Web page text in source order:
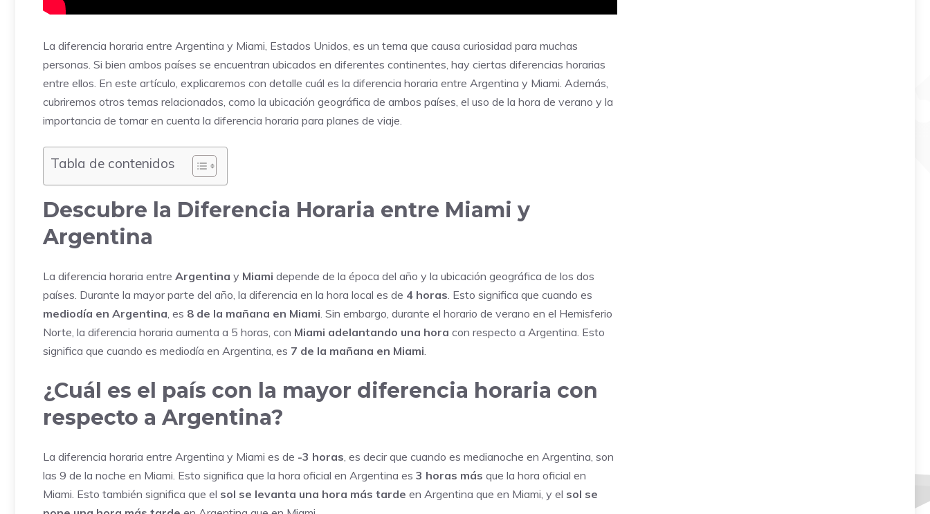
La diferencia horaria entre Argentina y Miami, Estados Unidos, es un tema que causa curiosidad para muchas
personas. Si bien ambos países se encuentran ubicados en diferentes continentes, hay ciertas diferencias horarias
entre ellos. En este artículo, explicaremos con detalle cuál es la diferencia horaria entre Argentina y Miami. Además,
cubriremos otros temas relacionados, como la ubicación geográfica de ambos países, el uso de la hora de verano y la
importancia de tomar en cuenta la diferencia horaria para planes de viaje.
Tabla de contenidos
Descubre la Diferencia Horaria entre Miami y
Argentina
La diferencia horaria entre Argentina y Miami depende de la época del año y la ubicación geográfica de los dos
países. Durante la mayor parte del año, la diferencia en la hora local es de 4 horas. Esto significa que cuando es
mediodía en Argentina, es 8 de la mañana en Miami. Sin embargo, durante el horario de verano en el Hemisferio
Norte, la diferencia horaria aumenta a 5 horas, con Miami adelantando una hora con respecto a Argentina. Esto
significa que cuando es mediodía en Argentina, es 7 de la mañana en Miami.
¿Cuál es el país con la mayor diferencia horaria con
respecto a Argentina?
La diferencia horaria entre Argentina y Miami es de -3 horas, es decir que cuando es medianoche en Argentina, son
las 9 de la noche en Miami. Esto significa que la hora oficial en Argentina es 3 horas más que la hora oficial en
Miami. Esto también significa que el sol se levanta una hora más tarde en Argentina que en Miami, y el sol se